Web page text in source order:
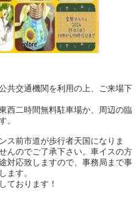
共交通機関を利用の上、ご来場下
西二時間無料駐車場か、周辺の臨
。
ス前市道が歩行者天国になりま
んのでご了承下さい。車イスの方
対応致しますので、事務局まで事
ます。
ております！